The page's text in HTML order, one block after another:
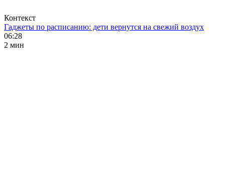
Контекст
Гаджеты по расписанию: дети вернутся на свежий воздух
06:28
2 мин